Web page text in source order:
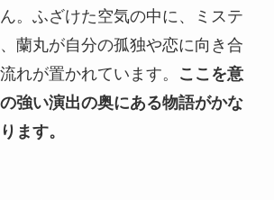
。ふざけた空気の中に、ミステ
蘭丸が自分の孤独や恋に向き合
れが置かれています。
ここを意
強い演出の奥にある物語がかな
ます。